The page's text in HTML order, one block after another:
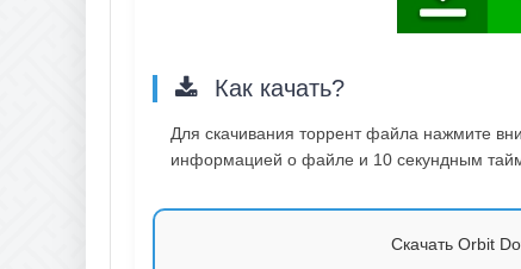
Как качать?
Для скачивания торрент файла нажмите
информацией о файле и 10 секундным
Скачать Orbit